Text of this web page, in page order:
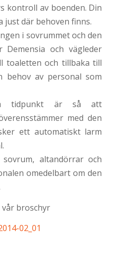
kontroll av boenden. Din
just där behoven finns.
i sovrummet och den
och vägleder
toaletten och tillbaka till
behov av personal som
tidpunkt är så att
med den
ett automatiskt larm
altandörrar och
omedelbart om den
broschyr
02_01